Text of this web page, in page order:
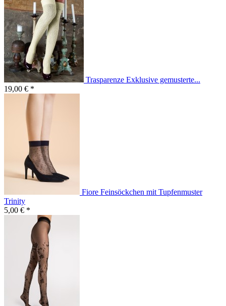
Trasparenze Exklusive gemusterte...
19,00 € *
Fiore Feinsöckchen mit Tupfenmuster
Trinity
5,00 € *